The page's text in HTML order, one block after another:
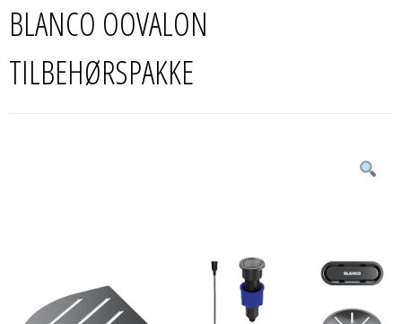
BLANCO OOVALON
TILBEHØRSPAKKE